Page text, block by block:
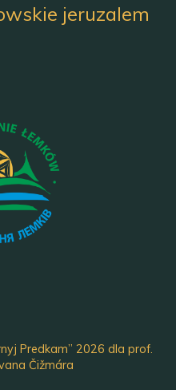
jeruzalem
Predkam” 2026 dla prof.
Čižmára